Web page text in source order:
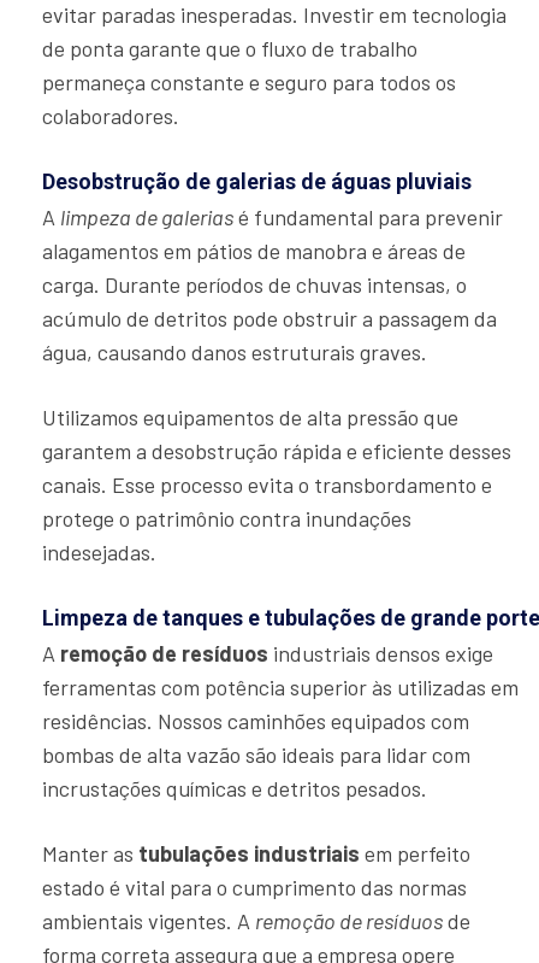
evitar paradas inesperadas. Investir em tecnologia
de ponta garante que o fluxo de trabalho
permaneça constante e seguro para todos os
colaboradores.
Desobstrução de galerias de águas pluviais
A limpeza de galeriasé fundamental para prevenir
alagamentos em pátios de manobra e áreas de
carga. Durante períodos de chuvas intensas, o
acúmulo de detritos pode obstruir a passagem da
água, causando danos estruturais graves.
Utilizamos equipamentos de alta pressão que
garantem a desobstrução rápida e eficiente desses
canais. Esse processo evita o transbordamento e
protege o patrimônio contra inundações
indesejadas.
Limpeza de tanques e tubulações de grande porte
A remoção de resíduos industriais densos exige
ferramentas com potência superior às utilizadas em
residências. Nossos caminhões equipados com
bombas de alta vazão são ideais para lidar com
incrustações químicas e detritos pesados.
Manter as tubulações industriais em perfeito
estado é vital para o cumprimento das normas
ambientais vigentes. A remoção de resíduosde
forma correta assegura que a empresa opere